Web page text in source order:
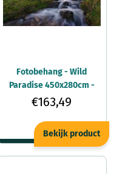
Fotobehang - Wild
Paradise 450x280cm -
Vliesbehang
€163,49
Bekijk product